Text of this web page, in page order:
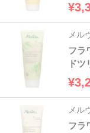
メル
フラ
ド
メル
フラ